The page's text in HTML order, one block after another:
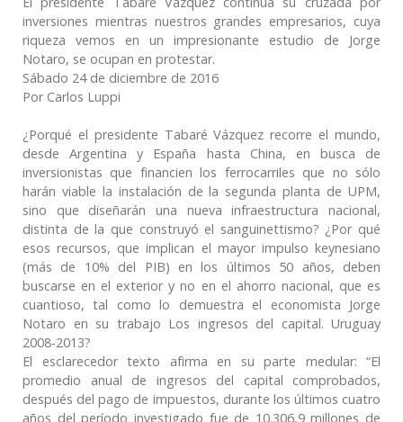
inversiones mientras nuestros grandes empresarios, cuya
riqueza vemos en un impresionante estudio de Jorge
Notaro, se ocupan en protestar.
Sábado 24 de diciembre de 2016
Por Carlos Luppi
¿Porqué el presidente Tabaré Vázquez recorre el mundo,
desde Argentina y España hasta China, en busca de
inversionistas que financien los ferrocarriles que no sólo
harán viable la instalación de la segunda planta de UPM,
sino que diseñarán una nueva infraestructura nacional,
distinta de la que construyó el sanguinettismo? ¿Por qué
esos recursos, que implican el mayor impulso keynesiano
(más de 10% del PIB) en los últimos 50 años, deben
buscarse en el exterior y no en el ahorro nacional, que es
cuantioso, tal como lo demuestra el economista Jorge
Notaro en su trabajo Los ingresos del capital. Uruguay
2008-2013?
El esclarecedor texto afirma en su parte medular: “El
promedio anual de ingresos del capital comprobados,
después del pago de impuestos, durante los últimos cuatro
años del período investigado fue de 10.306,9 millones de